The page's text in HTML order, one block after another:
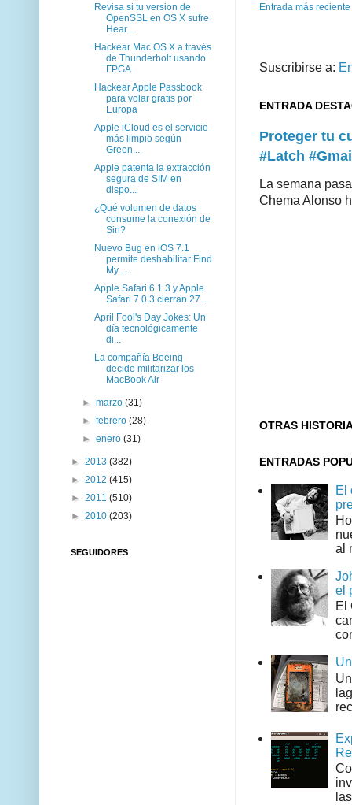
Entrada más reciente
Suscribirse a:
ENTRADA
Proteger tu
#Latch
La semana
Chema Alonso
OTRAS
ENTRADAS
El
al
el
El
Revisa si tu version de
OpenSSL en OS X sufre
Hear...
Hackear Mac OS X a través
de Thunderbolt usando
FPGA
Hackear Apple Passbook
para volar gratis por
Europa
Apple iCloud es el servicio
más limpio según
Green...
Apple patenta la extracción
segura de SIM en
dispo...
¿Qué volumen de datos
consume la conexión de
Siri?
Nuevo Bug en iOS 7.1
permite deshabilitar Find
My ...
Apple Safari 6.1.3 y Apple
Safari 7.0.3 cierran 27...
April Fool's Day Jokes: Un
día tecnológicamente
di...
La compañía Boeing
decide militarizar los
MacBook Air
►marzo(31)
►febrero(28)
►enero(31)
► 2013 (382)
► 2012 (415)
► 2011 (510)
► 2010 (203)
SEGUIDORES